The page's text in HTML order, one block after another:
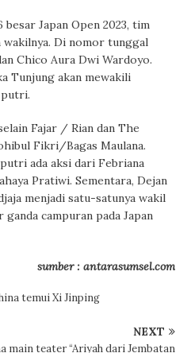
besar Japan Open 2023, tim
wakilnya. Di nomor tunggal
Chico Aura Dwi Wardoyo.
Tunjung akan mewakili
Fajar / Rian dan The
Fikri/Bagas Maulana.
ada aksi dari Febriana
Pratiwi. Sementara, Dejan
menjadi satu-satunya wakil
campuran pada Japan
sumber : antarasumsel.com
temui Xi Jinping
NEXT
main teater “Ariyah dari Jembatan